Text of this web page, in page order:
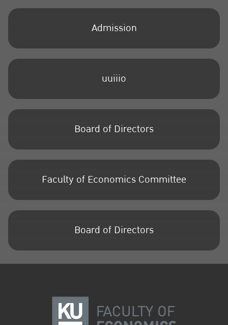
Admission
uuiiio
Board of Directors
Faculty of Economics Committee
Board of Directors